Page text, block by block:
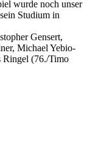
wurde noch unser
Studium in
Gensert,
Michael Yebio-
Ringel (76./Timo